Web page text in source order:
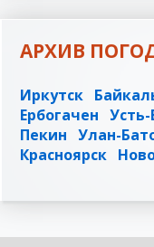
АРХИВ
Иркутск
Ербогачен Усть-
Пекин Улан-
Красноярск